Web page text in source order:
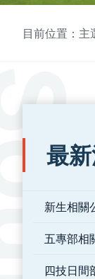
目前位置：主
:::
最
新生相關
五專部相
四技日間